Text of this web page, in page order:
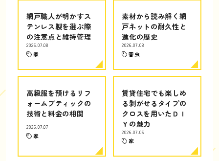
網戸職人が明かすス
テンレス製を選ぶ際
の注意点と維持管理
2026.07.08
家
素材から読み解く網
戸ネットの耐久性と
進化の歴史
2026.07.08
害虫
高級服を預けるリフ
ォームブティックの
技術と料金の相関
2026.07.07
家
賃貸住宅でも楽しめ
る剥がせるタイプの
クロスを用いたＤＩ
Ｙの魅力
2026.07.06
家